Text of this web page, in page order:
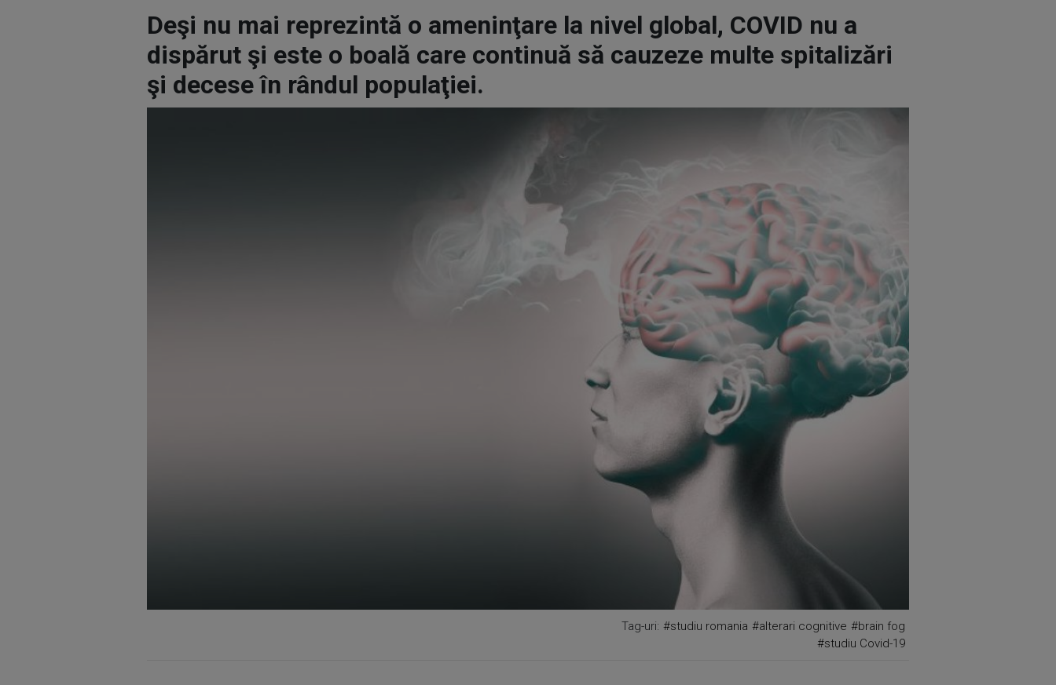
Deşi nu mai reprezintă o ameninţare la nivel global, COVID nu a
dispărut şi este o boală care continuă să cauzeze multe spitalizări
şi decese în rândul populaţiei.
Tag-uri: #studiu romania #alterari cognitive #brain fog
#studiu Covid-19